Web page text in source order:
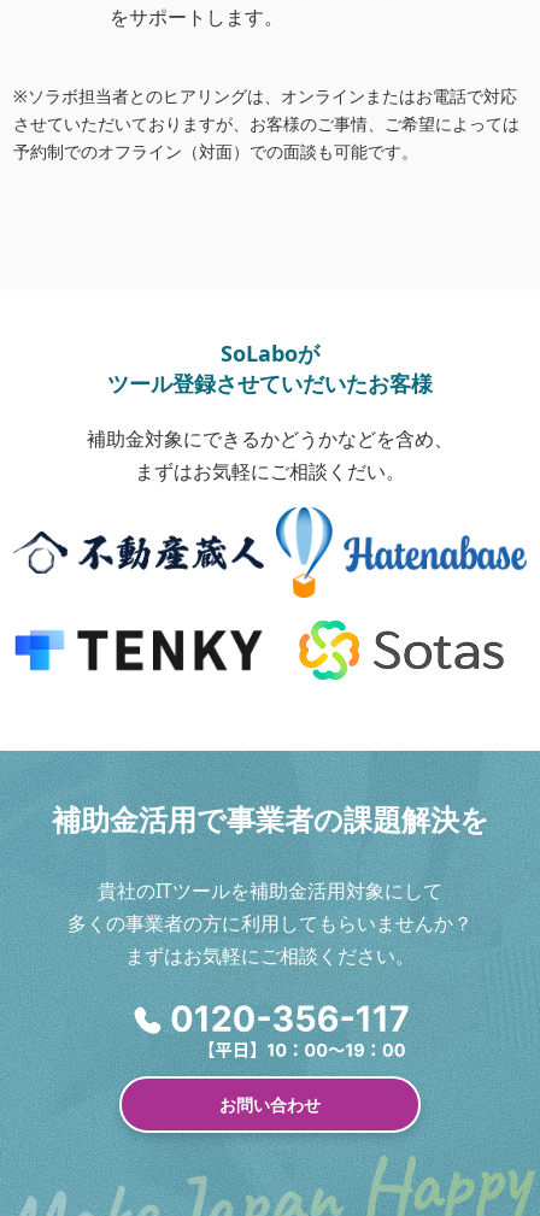
をサポートします。
※ソラボ担当者とのヒアリングは、オンラインまたはお電話で対応
させていただいておりますが、お客様のご事情、ご希望によっては
予約制でのオフライン（対面）での面談も可能です。
SoLaboが
ツール登録させていだいたお客様
補助金対象にできるかどうかなどを含め、
まずはお気軽にご相談くだい。
補助金活用で事業者の課題解決を
貴社のITツールを補助金活用対象にして
多くの事業者の方に利用してもらいませんか？
まずはお気軽にご相談ください。
お問い合わせ